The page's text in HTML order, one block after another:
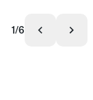
1/6